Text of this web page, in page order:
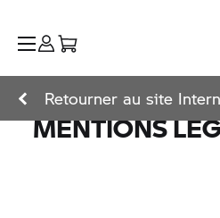
Retourner au site
MENTIONS